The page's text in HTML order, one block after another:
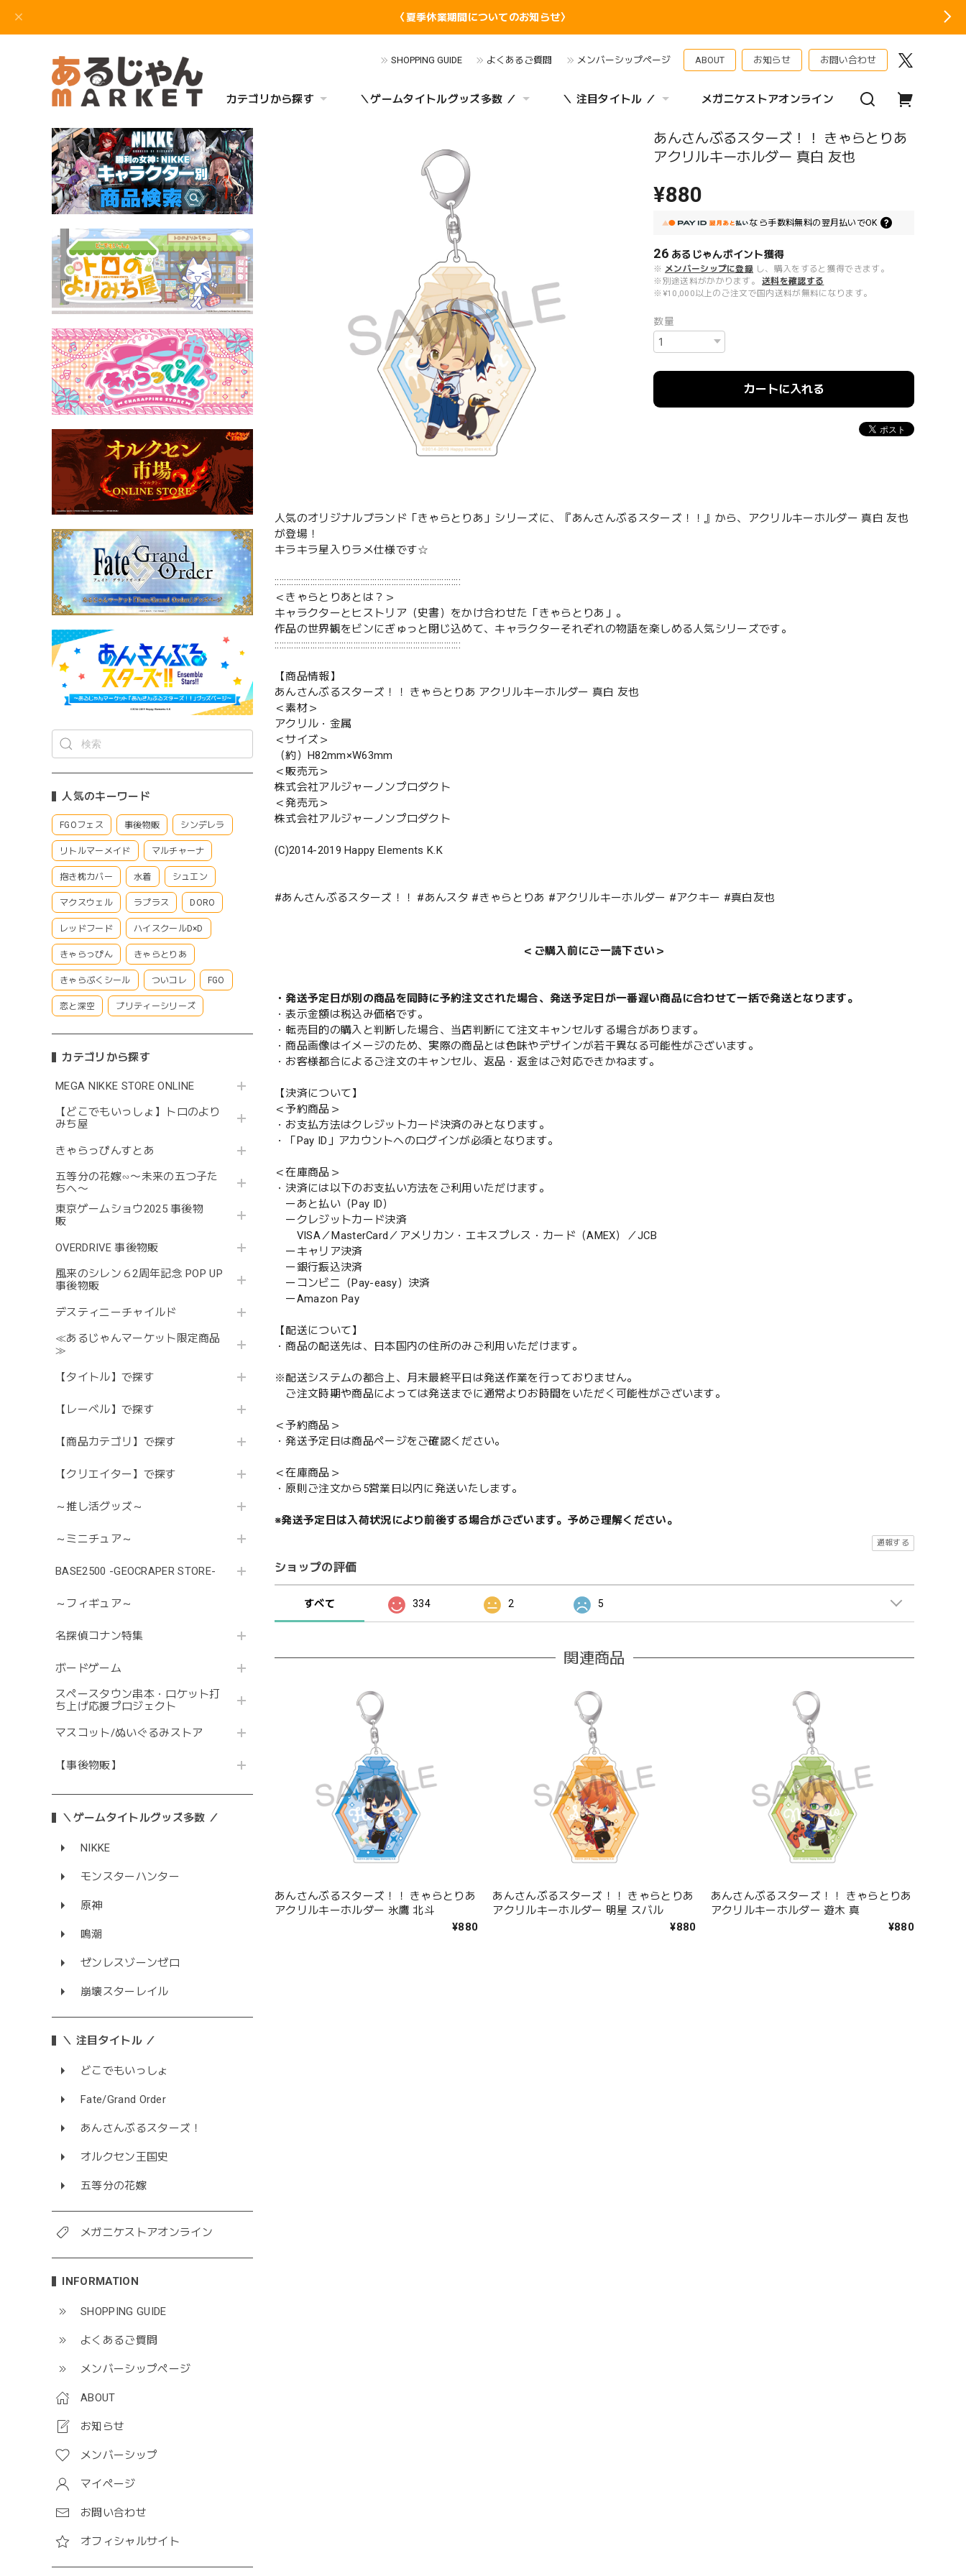
〈夏季休業期間についてのお知らせ〉
SHOPPING GUIDE よくあるご質問 メンバーシップページ ABOUT お知らせ お問い合わせ
カテゴリから探す ＼ゲームタイトルグッズ多数 ／ ＼ 注目タイトル ／ メガニケストアオンライン
人気のキーワード
FGOフェス 事後物販 シンデレラ
リトルマーメイド マルチャーナ
抱き枕カバー 水着 シュエン
マクスウェル ラプラス DORO
レッドフード ハイスクールD×D
きゃらっぴん きゃらとりあ
きゃらぷくシール ついコレ FGO
恋と深空 プリティーシリーズ
カテゴリから探す
MEGA NIKKE STORE ONLINE
【どこでもいっしょ】トロのより
みち屋
きゃらっぴんすとあ
五等分の花嫁∽〜未来の五つ子た
ちへ〜
東京ゲームショウ2025 事後物
販
OVERDRIVE 事後物販
風来のシレン６2周年記念 POP UP
事後物販
デスティニーチャイルド
≪あるじゃんマーケット限定商品
≫
【タイトル】で探す
【レーベル】で探す
【商品カテゴリ】で探す
【クリエイター】で探す
～推し活グッズ～
～ミニチュア～
BASE2500 -GEOCRAPER STORE-
～フィギュア～
名探偵コナン特集
ボードゲーム
スペースタウン串本・ロケット打
ち上げ応援プロジェクト
マスコット/ぬいぐるみストア
【事後物販】
＼ゲームタイトルグッズ多数 ／
NIKKE
モンスターハンター
原神
鳴潮
ゼンレスゾーンゼロ
崩壊スターレイル
＼ 注目タイトル ／
どこでもいっしょ
Fate/Grand Order
あんさんぶるスターズ！
オルクセン王国史
五等分の花嫁
メガニケストアオンライン
INFORMATION
SHOPPING GUIDE
よくあるご質問
メンバーシップページ
ABOUT
お知らせ
メンバーシップ
マイページ
お問い合わせ
オフィシャルサイト
あんさんぶるスターズ！！ きゃらとりあ
アクリルキーホルダー 真白 友也
¥880
なら手数料無料の 翌月払いでOK
26 あるじゃんポイント獲得
※ メンバーシップに登録 し、購入をすると獲得できます。
※別途送料がかかります。
送料を確認する
※¥10,000以上のご注文で国内送料が無料になります。
数量
カートに入れる
人気のオリジナルブランド「きゃらとりあ」シリーズに、『あんさんぶるスターズ！！』から、アクリルキーホルダー 真白 友也
が登場！
キラキラ星入りラメ仕様です☆
::::::::::::::::::::::::::::::::::::::::::::::::::::::::::::::::::::::::::::::
＜きゃらとりあとは？＞
キャラクターとヒストリア（史書）をかけ合わせた「きゃらとりあ」。
作品の世界観をビンにぎゅっと閉じ込めて、キャラクターそれぞれの物語を楽しめる人気シリーズです。
::::::::::::::::::::::::::::::::::::::::::::::::::::::::::::::::::::::::::::::
【商品情報】
あんさんぶるスターズ！！ きゃらとりあ アクリルキーホルダー 真白 友也
＜素材＞
アクリル・金属
＜サイズ＞
（約）H82mm×W63mm
＜販売元＞
株式会社アルジャーノンプロダクト
＜発売元＞
株式会社アルジャーノンプロダクト
(C)2014-2019 Happy Elements K.K
#あんさんぶるスターズ！！ #あんスタ #きゃらとりあ #アクリルキーホルダー #アクキー #真白友也
＜ご購入前にご一読下さい＞
・発送予定日が別の商品を同時に予約注文された場合、発送予定日が一番遅い商品に合わせて一括で発送となります。
・表示金額は税込み価格です。
・転売目的の購入と判断した場合、当店判断にて注文キャンセルする場合があります。
・商品画像はイメージのため、実際の商品とは色味やデザインが若干異なる可能性がございます。
・お客様都合によるご注文のキャンセル、返品・返金はご対応できかねます。
【決済について】
＜予約商品＞
・お支払方法はクレジットカード決済のみとなります。
・「Pay ID」アカウントへのログインが必須となります。
＜在庫商品＞
・決済には以下のお支払い方法をご利用いただけます。
ーあと払い（Pay ID）
ークレジットカード決済
VISA／MasterCard／アメリカン・エキスプレス・カード（AMEX）／JCB
ーキャリア決済
ー銀行振込決済
ーコンビニ（Pay-easy）決済
ーAmazon Pay
【配送について】
・商品の配送先は、日本国内の住所のみご利用いただけます。
※配送システムの都合上、月末最終平日は発送作業を行っておりません。
ご注文時期や商品によっては発送までに通常よりお時間をいただく可能性がございます。
＜予約商品＞
・発送予定日は商品ページをご確認ください。
＜在庫商品＞
・原則ご注文から5営業日以内に発送いたします。
※発送予定日は入荷状況により前後する場合がございます。予めご理解ください。
通報する
ショップの評価
すべて 334 2 5
関連商品
あんさんぶるスターズ！！ きゃらとりあ
アクリルキーホルダー 氷鷹 北斗
¥880
あんさんぶるスターズ！！ きゃらとりあ
アクリルキーホルダー 明星 スバル
¥880
あんさんぶるスターズ！！ きゃらとりあ
アクリルキーホルダー 遊木 真
¥880